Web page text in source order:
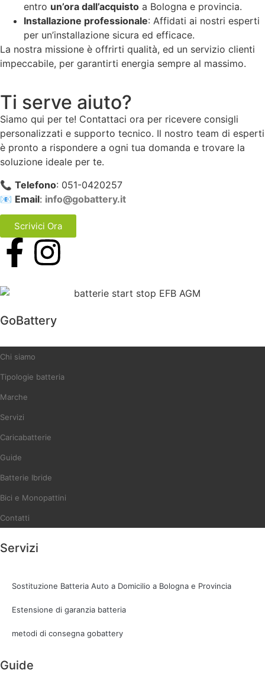
entro un’ora dall’acquisto a Bologna e provincia.
Installazione professionale: Affidati ai nostri esperti
per un’installazione sicura ed efficace.
La nostra missione è offrirti qualità, ed un servizio clienti
impeccabile, per garantirti energia sempre al massimo.
Ti serve aiuto?
Siamo qui per te! Contattaci ora per ricevere consigli
personalizzati e supporto tecnico. Il nostro team di esperti
è pronto a rispondere a ogni tua domanda e trovare la
soluzione ideale per te.
📞 Telefono: 051-0420257
📧 Email: info@gobattery.it
Scrivici Ora
GoBattery
Chi siamo
Tipologie batteria
Marche
Servizi
Caricabatterie
Guide
Batterie Ibride
Bici e Monopattini
Contatti
Servizi
Sostituzione Batteria Auto a Domicilio a Bologna e Provincia
Estensione di garanzia batteria
metodi di consegna gobattery
Guide